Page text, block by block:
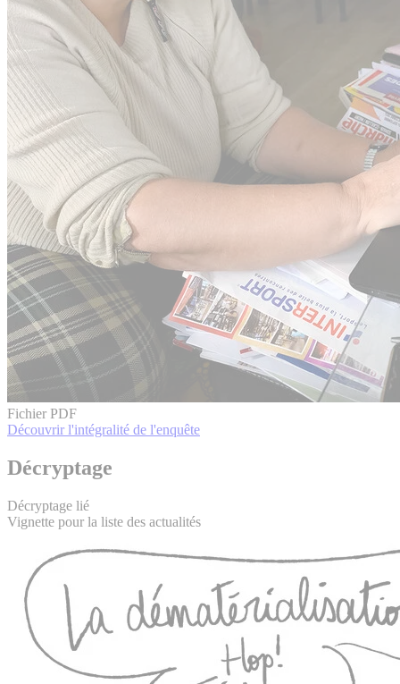
Fichier PDF
Découvrir l'intégralité de l'enquête
Décryptage
Décryptage lié
Vignette pour la liste des actualités